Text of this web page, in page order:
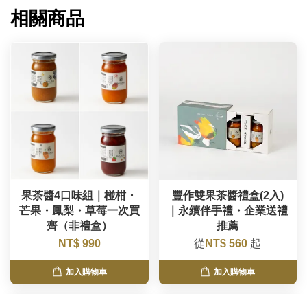
相關商品
果茶醬4口味組｜椪柑・
芒果・鳳梨・草莓一次買
齊（非禮盒）
NT$ 990
加入購物車
豐作雙果茶醬禮盒(2入)
｜永續伴手禮・企業送禮
推薦
從 NT$ 560 起
加入購物車